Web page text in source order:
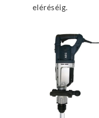
eléréséig.